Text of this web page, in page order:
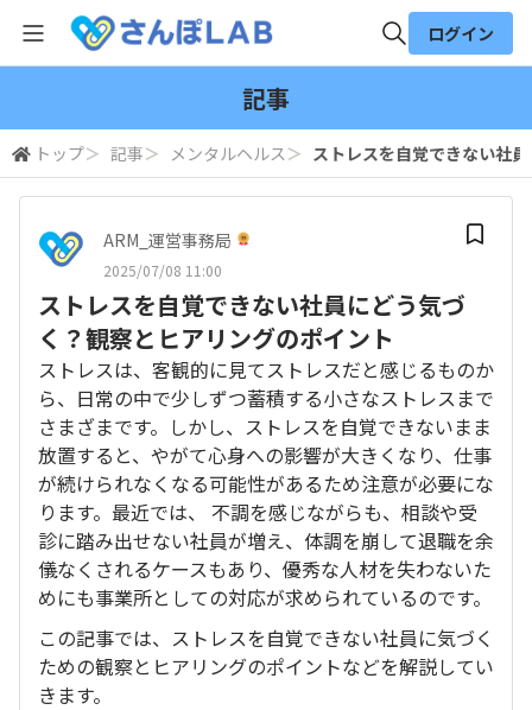
検索
ログイン
記事
トップ＞ 記事＞ メンタルヘルス＞ ストレスを自覚できない社
ARM_運営事務局
2025/07/08 11:00
ストレスを自覚できない社員にどう気づ
く？観察とヒアリングのポイント
ストレスは、客観的に見てストレスだと感じるものか
ら、日常の中で少しずつ蓄積する小さなストレスまで
さまざまです。しかし、ストレスを自覚できないまま
放置すると、やがて心身への影響が大きくなり、仕事
が続けられなくなる可能性があるため注意が必要にな
ります。最近では、 不調を感じながらも、相談や受
診に踏み出せない社員が増え、体調を崩して退職を余
儀なくされるケースもあり、優秀な人材を失わないた
めにも事業所としての対応が求められているのです。
この記事では、ストレスを自覚できない社員に気づく
ための観察とヒアリングのポイントなどを解説してい
きます。